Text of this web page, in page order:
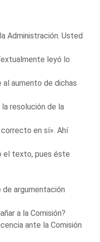
Administración. Usted
leyó lo
aumento de dichas
resolución de la
en sí». Ahí
el texto, pues éste
argumentación
a la Comisión?
ante la Comisión